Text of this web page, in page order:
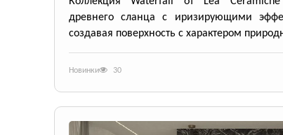
древнего сланца с иризирующими
создавая поверхность с характером
Новинки 30